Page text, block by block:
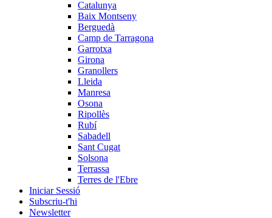
Catalunya
Baix Montseny
Berguedà
Camp de Tarragona
Garrotxa
Girona
Granollers
Lleida
Manresa
Osona
Ripollès
Rubí
Sabadell
Sant Cugat
Solsona
Terrassa
Terres de l'Ebre
Iniciar Sessió
Subscriu-t'hi
Newsletter